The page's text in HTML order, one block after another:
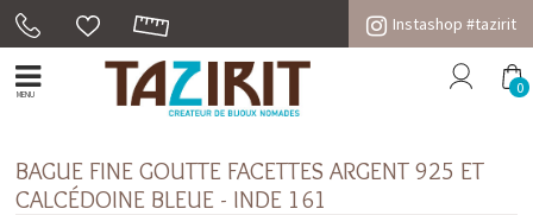
Instashop #tazirit
MENU 0
BAGUE FINE GOUTTE FACETTES ARGENT 925 ET
CALCÉDOINE BLEUE - INDE 161